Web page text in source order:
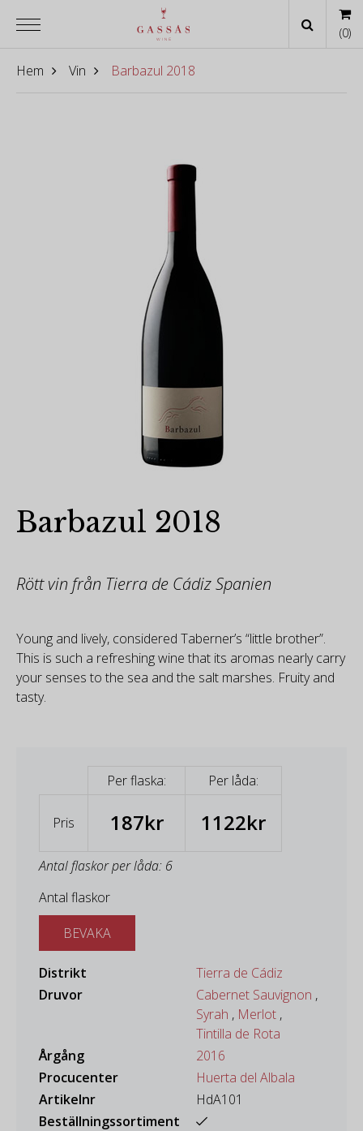
Hem Vin Barbazul 2018
Barbazul 2018
Rött vin från Tierra de Cádiz Spanien
Young and lively, considered Taberner’s “little brother”.
This is such a refreshing wine that its aromas nearly carry
your senses to the sea and the salt marshes. Fruity and
tasty.
Per flaska: Per låda:
Pris 187kr 1122kr
Antal flaskor per låda: 6
Antal flaskor
BEVAKA
Distrikt
Tierra de Cádiz
Druvor
Cabernet Sauvignon ,
Syrah , Merlot ,
Tintilla de Rota
Årgång
2016
Procucenter
Huerta del Albala
Artikelnr
HdA101
Beställningssortiment
(0)